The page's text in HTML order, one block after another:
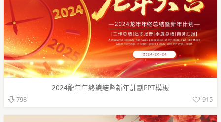
2024龍年年終總結暨新年計劃PPT模板
798 915